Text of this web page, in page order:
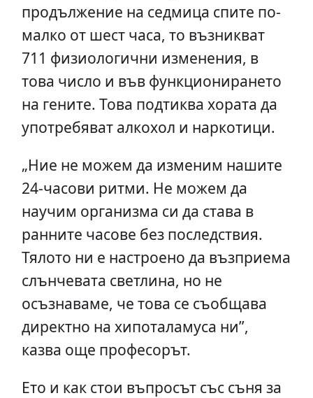
продължение на седмица спите по-
малко от шест часа, то възникват
711 физиологични изменения, в
това число и във функционирането
на гените. Това подтиква хората да
употребяват алкохол и наркотици.
„Ние не можем да изменим нашите
24-часови ритми. Не можем да
научим организма си да става в
ранните часове без последствия.
Тялото ни е настроено да възприема
слънчевата светлина, но не
осъзнаваме, че това се съобщава
директно на хипоталамуса ни”,
казва още професорът.
Ето и как стои въпросът със съня за